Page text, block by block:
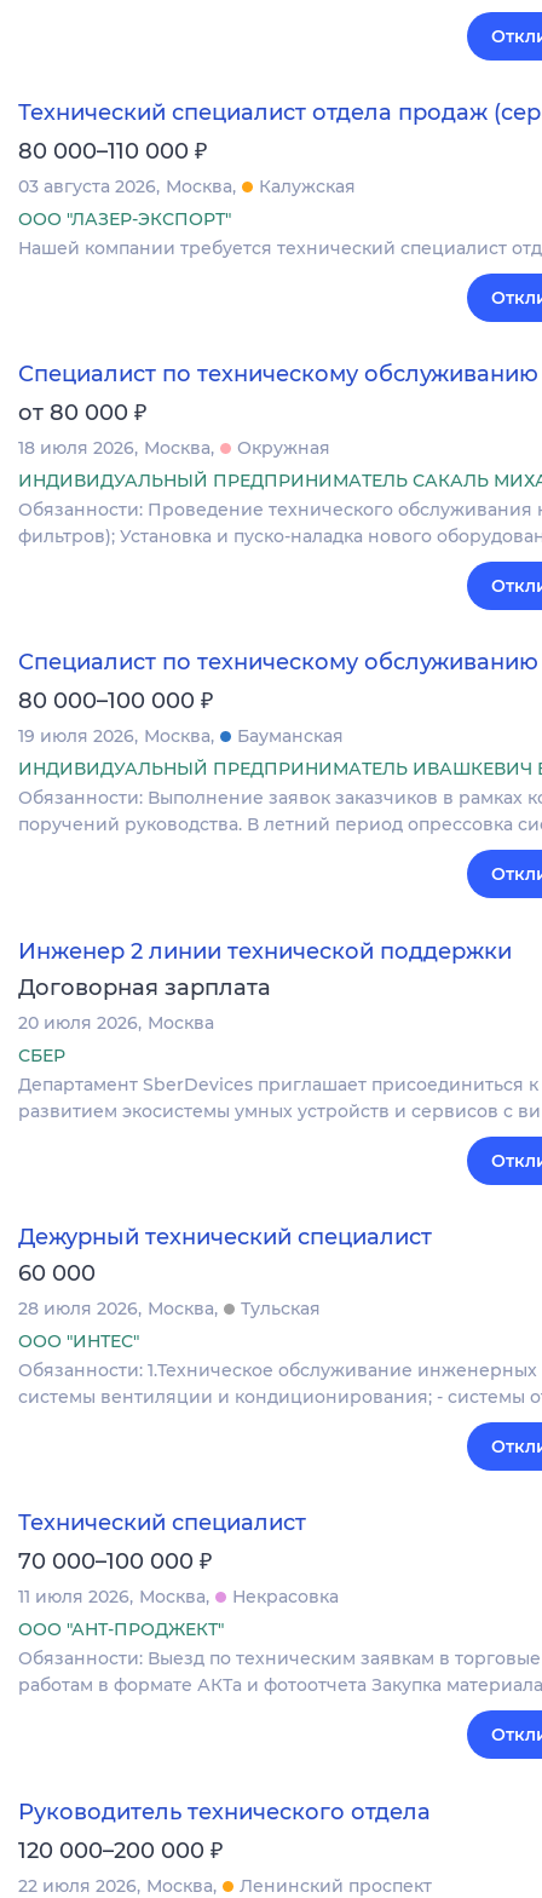
Технический специалист отдела продаж
80 000–110 000 ₽
03 августа 2026 Москва
Калужская
ООО "ЛАЗЕР-ЭКСПОРТ"
Нашей компании требуется технический специалист
Специалист по техническому
от 80 000 ₽
18 июля 2026 Москва
Окружная
ИНДИВИДУАЛЬНЫЙ ПРЕДПРИНИМАТЕЛЬ САКАЛЬ
Обязанности: Проведение технического
фильтров); Установка и пуско-наладка нового
Специалист по техническому
80 000–100 000 ₽
19 июля 2026 Москва
Бауманская
ИНДИВИДУАЛЬНЫЙ ПРЕДПРИНИМАТЕЛЬ ИВАШКЕВИЧ
Обязанности: Выполнение заявок заказчиков в рамках
поручений руководства. В летний период опрессовка
Инженер 2 линии технической поддержки
Договорная зарплата
20 июля 2026 Москва
СБЕР
Департамент SberDevices приглашает
развитием экосистемы умных устройств и сервисов с
Дежурный технический специалист
60 000
28 июля 2026 Москва
Тульская
ООО "ИНТЕС"
Обязанности: 1.Техническое обслуживание
системы вентиляции и кондиционирования; - системы
Технический специалист
70 000–100 000 ₽
11 июля 2026 Москва
Некрасовка
ООО "АНТ-ПРОДЖЕКТ"
Обязанности: Выезд по техническим заявкам в
работам в формате АКТа и фотоотчета Закупка
Руководитель технического отдела
120 000–200 000 ₽
22 июля 2026 Москва
Ленинский проспект